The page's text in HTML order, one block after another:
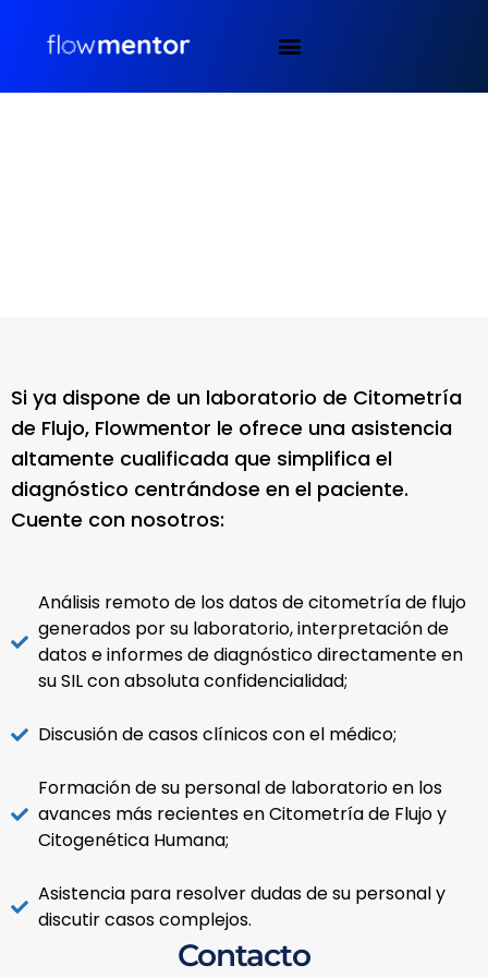
Si ya dispone de un laboratorio de Citometría
de Flujo, Flowmentor le ofrece una asistencia
altamente cualificada que simplifica el
diagnóstico centrándose en el paciente.
Cuente con nosotros:
Análisis remoto de los datos de citometría de flujo
generados por su laboratorio, interpretación de
datos e informes de diagnóstico directamente en
su SIL con absoluta confidencialidad;
Discusión de casos clínicos con el médico;
Formación de su personal de laboratorio en los
avances más recientes en Citometría de Flujo y
Citogenética Humana;
Asistencia para resolver dudas de su personal y
discutir casos complejos.
Contacto